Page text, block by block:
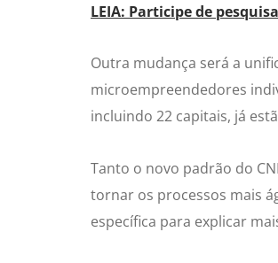
LEIA: Participe de
Outra mudança será a
microempreendedores
incluindo 22 capitais, já
Tanto o novo padrão do
tornar os processos mais
específica para explicar